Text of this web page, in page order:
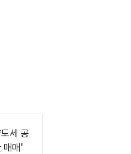
세 공
매매'